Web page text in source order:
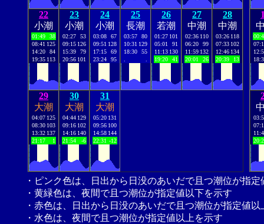
22
小潮
01:49
38
08:41 125
14:20
84
19:35 113
23
小潮
02:27
53
09:15 126
15:39
79
20:56 101
24
小潮
03:08
67
09:51 128
17:15
69
23:24
95
25
長潮
03:57
80
10:31 129
18:30
55
26
若潮
01:27 101
05:01
91
11:13 130
19:20
41
27
中潮
02:36 110
06:20
99
11:59 132
20:01
26
28
中潮
03:26 118
07:33 102
12:46 134
20:39
13
29
大潮
04:07 125
08:30 103
13:32 137
21:17
1
30
大潮
04:44 129
09:16 102
14:16 140
21:54
-6
31
大潮
05:20 131
09:56 100
14:58 144
22:31 -12
・ピンク色は、日出から日没のあいだで且つ潮位が指
・黄緑色は、夜間で且つ潮位が指定値以下を示す
・赤色は、日出から日没のあいだで且つ潮位が指定値以
・水色は、夜間で且つ潮位が指定値以上を示す